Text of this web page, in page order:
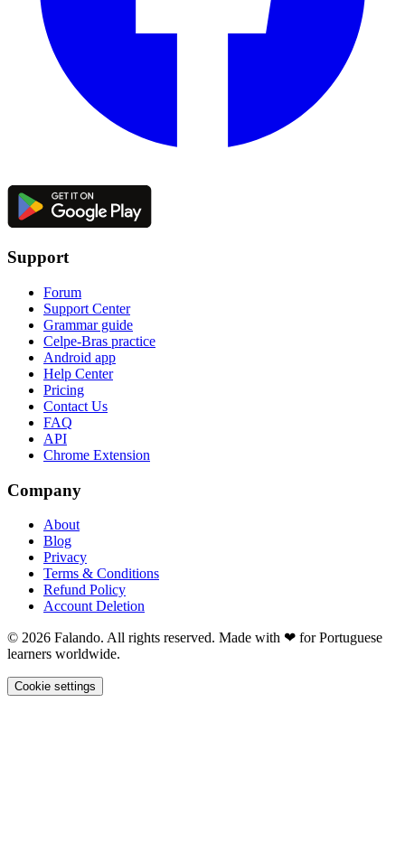
Support
Forum
Support Center
Grammar guide
Celpe-Bras practice
Android app
Help Center
Pricing
Contact Us
FAQ
API
Chrome Extension
Company
About
Blog
Privacy
Terms & Conditions
Refund Policy
Account Deletion
© 2026 Falando. All rights reserved. Made with ❤ for Portuguese
learners worldwide.
Cookie settings